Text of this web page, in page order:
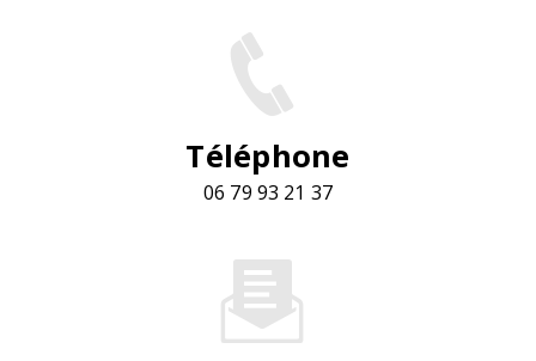
Téléphone
06 79 93 21 37